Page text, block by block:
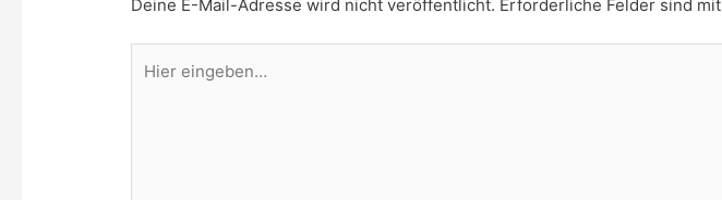
Deine E-Mail-Adresse wird nicht veröffentlicht. Erforderliche Felder sind mit
eingeben…